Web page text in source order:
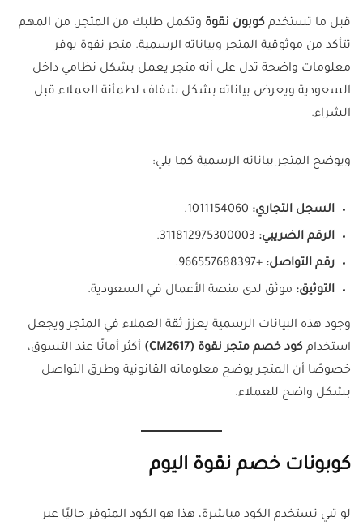
قبل ما تستخدم كوبون نقوة وتكمل طلبك من المتجر، من المهم
تتأكد من موثوقية المتجر وبياناته الرسمية. متجر نقوة يوفر
معلومات واضحة تدل على أنه متجر يعمل بشكل نظامي داخل
السعودية ويعرض بياناته بشكل شفاف لطمأنة العملاء قبل
الشراء.
ويوضح المتجر بياناته الرسمية كما يلي:
السجل التجاري:
الرقم الضريبي:
رقم التواصل: +966557688397.
التوثيق: موثق لدى منصة الأعمال في السعودية.
وجود هذه البيانات الرسمية يعزز ثقة العملاء في المتجر ويجعل
استخدام كود خصم متجر نقوة (CM2617)
أكثر أمانًا عند التسوق،
خصوصًا أن المتجر يوضح معلوماته القانونية وطرق التواصل
بشكل واضح للعملاء.
كوبونات خصم نقوة اليوم
لو تبي تستخدم الكود مباشرة، هذا هو الكود المتوفر حاليًا عبر